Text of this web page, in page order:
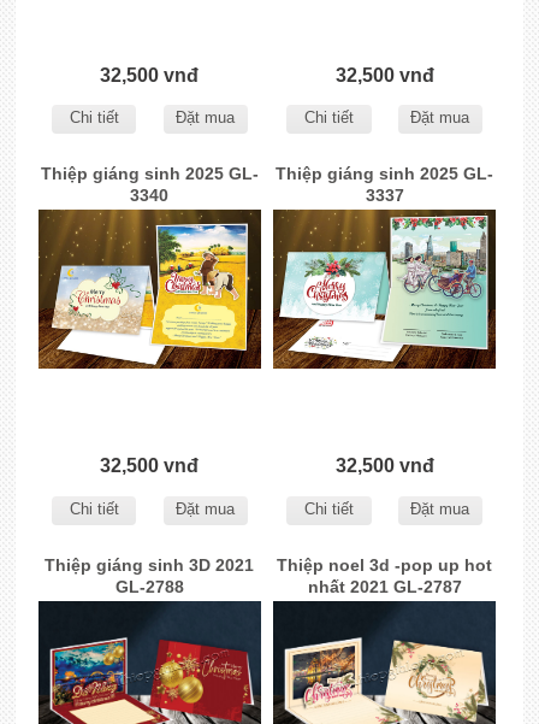
32,500 vnđ
Chi tiết Đặt mua
32,500 vnđ
Chi tiết Đặt mua
Thiệp giáng sinh 2025 GL-
3340
32,500 vnđ
Chi tiết Đặt mua
Thiệp giáng sinh 2025 GL-
3337
32,500 vnđ
Chi tiết Đặt mua
Thiệp giáng sinh 3D 2021
GL-2788
Thiệp noel 3d -pop up hot
nhất 2021 GL-2787